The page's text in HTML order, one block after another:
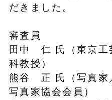
だきました。
審査員
田中 仁 氏（東京工
科教授）
熊谷 正 氏（写真家
写真家協会会員）